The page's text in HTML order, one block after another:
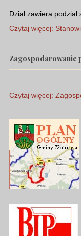
Dział zawiera
Czytaj więcej:
Zagospodarowanie
Czytaj więcej: